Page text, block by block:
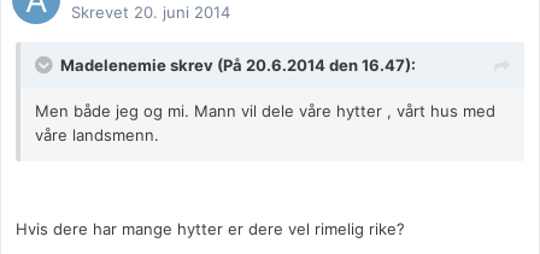
Skrevet 20. juni 2014
Madelenemie skrev (På 20.6.2014 den 16.47):
Men både jeg og mi. Mann vil dele våre hytter , vårt hus med
våre landsmenn.
Hvis dere har mange hytter er dere vel rimelig rike?